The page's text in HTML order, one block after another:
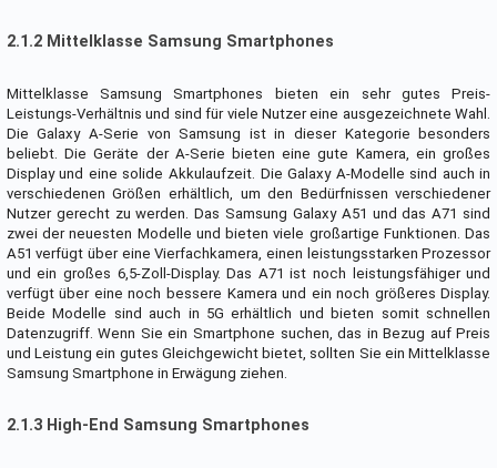
2.1.2 Mittelklasse Samsung Smartphones
Mittelklasse Samsung Smartphones bieten ein sehr gutes Preis-
Leistungs-Verhältnis und sind für viele Nutzer eine ausgezeichnete Wahl.
Die Galaxy A-Serie von Samsung ist in dieser Kategorie besonders
beliebt. Die Geräte der A-Serie bieten eine gute Kamera, ein großes
Display und eine solide Akkulaufzeit. Die Galaxy A-Modelle sind auch in
verschiedenen Größen erhältlich, um den Bedürfnissen verschiedener
Nutzer gerecht zu werden. Das Samsung Galaxy A51 und das A71 sind
zwei der neuesten Modelle und bieten viele großartige Funktionen. Das
A51 verfügt über eine Vierfachkamera, einen leistungsstarken Prozessor
und ein großes 6,5-Zoll-Display. Das A71 ist noch leistungsfähiger und
verfügt über eine noch bessere Kamera und ein noch größeres Display.
Beide Modelle sind auch in 5G erhältlich und bieten somit schnellen
Datenzugriff. Wenn Sie ein Smartphone suchen, das in Bezug auf Preis
und Leistung ein gutes Gleichgewicht bietet, sollten Sie ein Mittelklasse
Samsung Smartphone in Erwägung ziehen.
2.1.3 High-End Samsung Smartphones